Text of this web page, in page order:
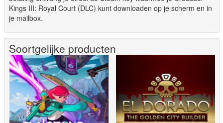
Kings III: Royal Court (DLC) kunt downloaden op je scherm en in
je mailbox.
Soortgelijke producten